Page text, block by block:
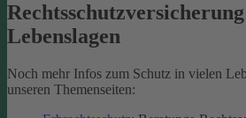
Lebenslagen
Noch mehr Infos zum Schutz in vielen
unseren Themenseiten: